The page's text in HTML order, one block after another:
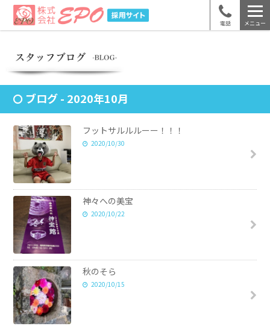
電話 メニュー
ブログ - 2020年10月
フットサルルルーー！！！
2020/10/30
神々への美宝
2020/10/22
秋のそら
2020/10/15